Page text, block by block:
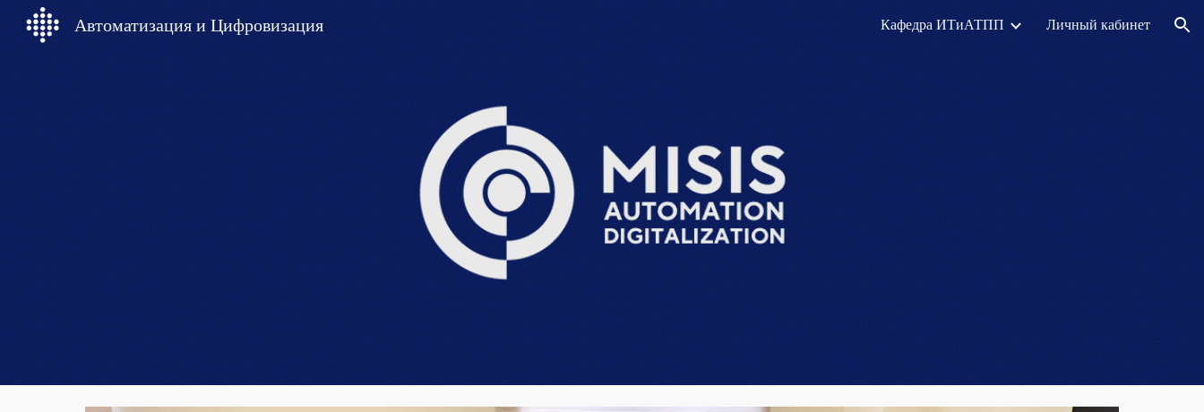
Автоматизация и Цифровизация Кафедра ИТиАТПП Личный кабинет